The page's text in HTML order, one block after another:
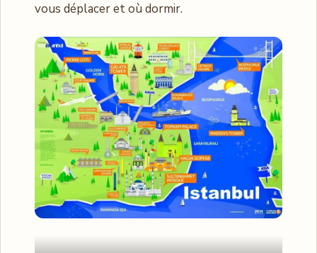
vous déplacer et où dormir.